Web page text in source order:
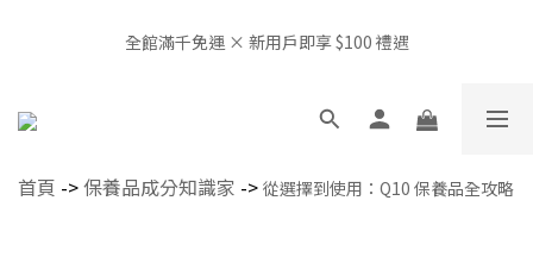
全館滿千免運 × 新用戶即享 $100 禮遇
OBHL 生活空間開放中｜我要預約體驗
📍非經由官方或授權通路販售，產品來源無法確認，請審慎選購，
首頁 ->保養品成分知識家 -> 從選擇到使用：Q10 保養品全攻略